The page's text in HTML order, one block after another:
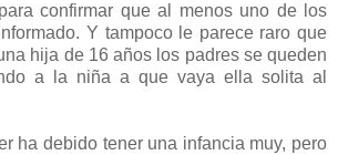
confirmar que al menos uno de los
Y tampoco le parece raro que
hija de 16 años los padres se queden
a la niña a que vaya ella solita al
ha debido tener una infancia muy, pero